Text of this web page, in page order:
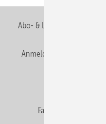
Abo- & Leserservice
Anmelden
Fachbeiträge